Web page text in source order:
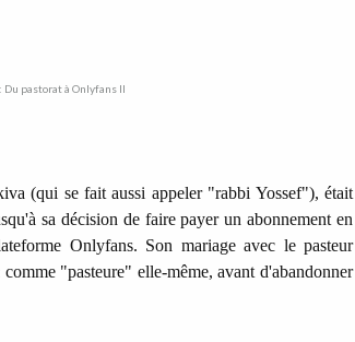
(qui se fait aussi appeler "rabbi Yossef"), était
sa décision de faire payer un abonnement en
Onlyfans. Son mariage avec le pasteur
comme "pasteure" elle-même, avant d'abandonner